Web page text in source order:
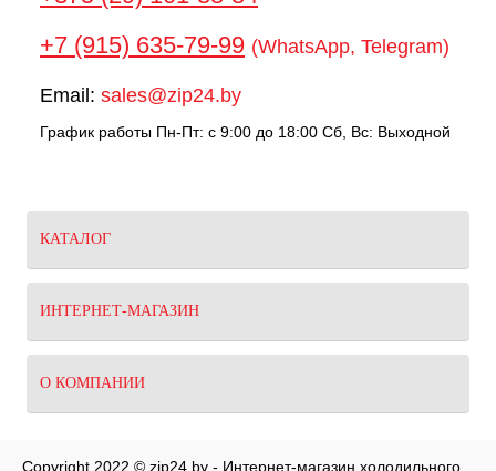
+7 (915) 635-79-99 (WhatsApp, Telegram)
Email: sales@zip24.by
График работы Пн-Пт: с 9:00 до 18:00 Сб, Вс: Выходной
КАТАЛОГ
ИНТЕРНЕТ-МАГАЗИН
О КОМПАНИИ
Copyright 2022 © zip24.by - Интернет-магазин холодильного